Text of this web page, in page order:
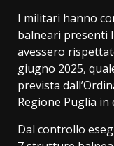
I militari hanno
balneari presenti
avessero
giugno 2025,
prevista
Regione Puglia in
Dal controllo